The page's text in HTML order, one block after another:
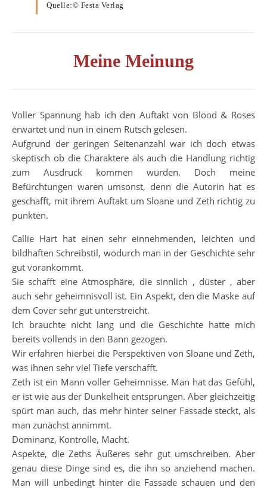
Quelle:© Festa Verlag
Meine Meinung
Voller Spannung hab ich den Auftakt von Blood & Roses
erwartet und nun in einem Rutsch gelesen.
Aufgrund der geringen Seitenanzahl war ich doch etwas
skeptisch ob die Charaktere als auch die Handlung richtig
zum Ausdruck kommen würden. Doch meine
Befürchtungen waren umsonst, denn die Autorin hat es
geschafft, mit ihrem Auftakt um Sloane und Zeth richtig zu
punkten.
Callie Hart hat einen sehr einnehmenden, leichten und
bildhaften Schreibstil, wodurch man in der Geschichte sehr
gut vorankommt.
Sie schafft eine Atmosphäre, die sinnlich , düster , aber
auch sehr geheimnisvoll ist. Ein Aspekt, den die Maske auf
dem Cover sehr gut unterstreicht.
Ich brauchte nicht lang und die Geschichte hatte mich
bereits vollends in den Bann gezogen.
Wir erfahren hierbei die Perspektiven von Sloane und Zeth,
was ihnen sehr viel Tiefe verschafft.
Zeth ist ein Mann voller Geheimnisse. Man hat das Gefühl,
er ist wie aus der Dunkelheit entsprungen. Aber gleichzeitig
spürt man auch, das mehr hinter seiner Fassade steckt, als
man zunächst annimmt.
Dominanz, Kontrolle, Macht.
Aspekte, die Zeths Äußeres sehr gut umschreiben. Aber
genau diese Dinge sind es, die ihn so anziehend machen.
Man will unbedingt hinter die Fassade schauen und den